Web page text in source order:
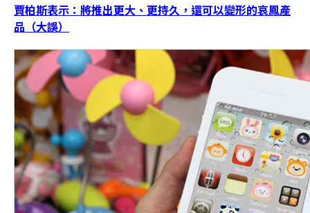
賈柏斯表示：將推出更大、更持久，還可以變形的哀鳳產
品（大誤）